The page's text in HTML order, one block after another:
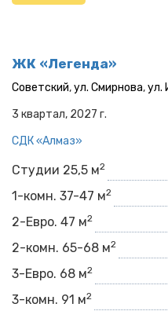
ЖК «Легенда»
Советский,ул. Смирнова,ул.
3 квартал, 2027 г.
СДК «Алмаз»
Студии 25,5 м2
1-комн. 37-47 м2
2-Евро. 47 м2
2-комн. 65-68 м2
3-Евро. 68 м2
3-комн. 91 м2